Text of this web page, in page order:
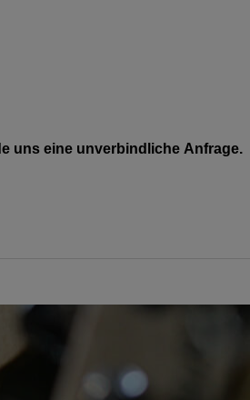
uns eine unverbindliche Anfrage.